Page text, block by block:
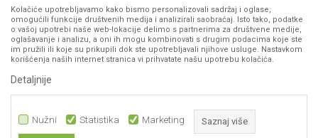
Povraćaj sredstava
Zamjena artikala
Plaćanje karticama
PRATITE NAS
Kolačiće upotrebljavamo kako bismo personalizovali sadržaj i oglase,
omogućili funkcije društvenih medija i analizirali saobraćaj. Isto tako, podatke
o vašoj upotrebi naše web-lokacije delimo s partnerima za društvene medije,
oglašavanje i analizu, a oni ih mogu kombinovati s drugim podacima koje ste
im pružili ili koje su prikupili dok ste upotrebljavali njihove usluge. Nastavkom
korišćenja naših internet stranica vi prihvatate našu upotrebu kolačića.
Detaljnije
Nužni Statistika Marketing Saznaj više